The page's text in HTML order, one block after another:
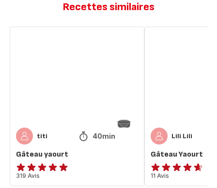
Recettes similaires
titi 40min
Gâteau yaourt
ratings.4.9
319 Avis
Lili Lili
Gâteau Yaourt
ratings.4.6
11 Avis